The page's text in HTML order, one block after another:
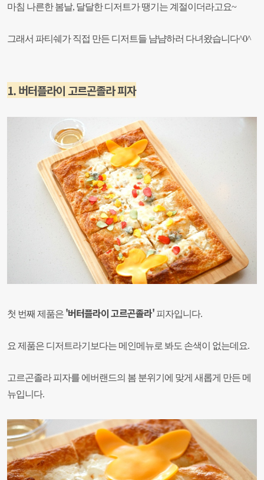
마침 나른한 봄날, 달달한 디저트가 땡기는 계절이더라고요~
그래서 파티쉐가 직접 만든 디저트들 냠냠하러 다녀왔습니다^0^
1. 버터플라이 고르곤졸라 피자
첫 번째 제품은 '버터플라이 고르곤졸라' 피자입니다.
요 제품은 디저트라기보다는 메인메뉴로 봐도 손색이 없는데요.
고르곤졸라 피자를 에버랜드의 봄 분위기에 맞게 새롭게 만든 메
뉴입니다.